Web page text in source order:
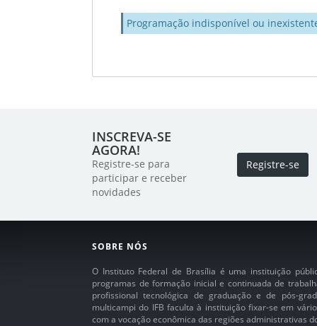
Programação indisponível ou
INSCREVA-SE
AGORA!
Registre-se para
participar e receber
novidades
Registre-se
SOBRE NÓS
O Instituto Federal de Brasília é uma instituição
programas de formação inicial e continuada de
profissional tecnológica de graduação e de pós-
multicampi do IFB faculta à instituição fixar-se em
com a vocação econômica das regiões administrativas